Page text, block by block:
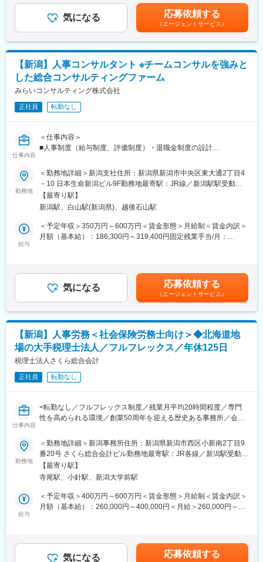
討会を通じて企業ごとの課題や状況に合わせた最適なソリューシ
ョンを提供。経営者と直接関わりながら、税務・会計の枠を超え
たコンサルタントとして成長できる環境です。
■ミカタグループについて：
1994年に設立した、税務・会計を中心とした経営コンサルティン
グ企業です。設立当初から税務会計・財務コンサルティング、事
業承継・M＆Aなどの経営コンサルティングをノンストップで提供
しており、グループ各社と連携しながら業界で唯一無二の「プラ
ットフォーム型コンサルティング」を提唱しています。
変更の範囲：会社の定める業務
加価値を提供し続けることで、共創パートナーとなることを目指
しています。
ェクトチームを結成し、顧客の経営課題にあらゆる角度から的確
なアドバイスを行い、企業のニーズに最適なコンサルティングを
提供します。
・チームコンサルティングを主眼に置いて企業支援を行っている
ため幅広い経験を積むことができます。
・スタッフ全員が「全体最適」の視点を持って仕事を行うため、
コミュニケーションのズレも防ぐことができています。そのため
チームコンサルティングならではのシナジー効果が生み出せ、顧
客満足度も高いです。
給与には30時間分の固定残業代を含む/超過分は全額支給※経験・
能力など考慮の上、決定いたします。■昇給：年1回■賞与：年2回
（2ヶ月×2回）賃金はあくまでも目安の金額であり、選考を通じ
て上下する可能性があります。月給(月額)は固定手当を含めた表記
です。
気になる 応募依頼する
（エージェントサービス）
【新潟】人事コンサルタント ※チームコンサルを強みと
した総合コンサルティングファーム
みらいコンサルティング株式会社
正社員 転勤なし
仕事内容
＜仕事内容＞
■人事制度（給与制度、評価制度）・退職金制度の設計
■役員報酬制度・人材開発の設計
■人事関連したセミナー・執筆業務
■その他、人事施策全般に関するアドバイス
【変更の範囲：会社の定める業務】
＜魅力ポイント＞
・「圧倒的なお客さま志向」「当事者意識」「成長志向」…自己
ために、共に考え・行動し、チームでお客さまの期待を超える付
加価値を提供し続けることで、共創パートナーとなることを目指
・各分野の専門家や実務コンサルタントが顧客に合わせたプロジ
ェクトチームを結成し、顧客の経営課題にあらゆる角度から的確
なアドバイスを行い、企業のニーズに最適なコンサルティングを
提供します。
・チームコンサルティングを主眼に置いて企業支援を行っている
ため幅広い経験を積むことができます。
・スタッフ全員が「全体最適」の視点を持って仕事を行うため、
コミュニケーションのズレも防ぐことができています。そのため
チームコンサルティングならではのシナジー効果が生み出せ、顧
客満足度も高いです。
変更の範囲：会社の定める業務
勤務地
＜勤務地詳細＞新潟支社住所：新潟県新潟市中央区東大通2丁目4
－10 日本生命新潟ビル9F勤務地最寄駅：JR線／新潟駅駅受動喫
煙対策：屋内全面禁煙変更の範囲：会社の定める事業所
【最寄り駅】
新潟駅、白山駅(新潟県)、越後石山駅
給与
＜予定年収＞350万円～600万円＜賃金形態＞月給制＜賃金内訳＞
月額（基本給）：186,300円～319,400円固定残業手当/月：
には30時間分の固定残業代を含む/超過分は全額支給※経験・能力
など考慮の上、決定いたします。■昇給：年1回■賞与：年2回（2
ヶ月×2回）賃金はあくまでも目安の金額であり、選考を通じて上
下する可能性があります。月給(月額)は固定手当を含めた表記で
す。
気になる 応募依頼する
（エージェントサービス）
【新潟】人事労務＜社会保険労務士向け＞◆北海道地
場の大手税理士法人／フルフレックス／年休125日
税理士法人さくら総合会計
正社員 転勤なし
仕事内容
<転勤なし／フルフレックス制度／残業月平均20時間程度／専門
性を高められる環境／創業50周年を迎える歴史ある事務所／会計
ストップで提供>
■業務内容
会計事務所の中の「総合商社」として、業界に関わらず幅広いお
客さまの役に立つ会計サービスを提供している当社にて、税理士
法人部門の顧問先を中心に、労働保険・社会保険に関する各種対
応や労務コンサルティングを担当いただきます。
労災保険）に関する諸手続き
・給与計算、勤怠管理
勤務地
＜勤務地詳細＞新潟事務所住所：新潟県新潟市西区小新南2丁目9
番20号 さくら総合会計ビル勤務地最寄駅：JR各線／新潟駅受動喫
煙対策：屋内全面禁煙変更の範囲：会社の定める事業所
【最寄り駅】
寺尾駅、小針駅、新潟大学前駅
給与
＜予定年収＞400万円～600万円＜賃金形態＞月給制＜賃金内訳＞
月額（基本給）：260,000円～400,000円＜月給＞260,000円～
通じて上下する可能性があります。月給(月額)は固定手当を含めた
表記です。気になる 応募依頼する